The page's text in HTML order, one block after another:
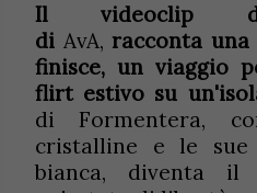
Il videoclip di
di AvA, racconta
finisce, un viaggio
flirt estivo su
di Formentera,
cristalline e le sue
bianca, diventa